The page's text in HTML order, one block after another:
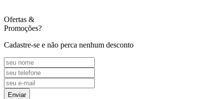
Ofertas &
Promoções?
Cadastre-se e não perca nenhum desconto
Enviar